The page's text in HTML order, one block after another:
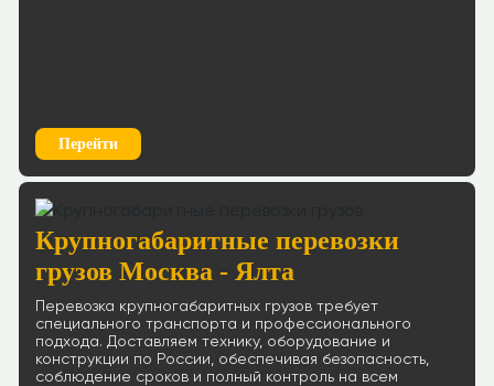
Перейти
Крупногабаритные перевозки
грузов Москва - Ялта
Перевозка крупногабаритных грузов требует
специального транспорта и профессионального
подхода. Доставляем технику, оборудование и
конструкции по России, обеспечивая безопасность,
соблюдение сроков и полный контроль на всем